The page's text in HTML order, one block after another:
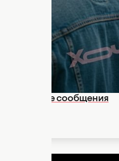
солнце. Что из этого
что он также
ему варианты.
сообщения